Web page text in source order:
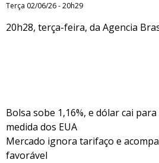
Terça 02/06/26 - 20h29
20h28, terça-feira, da Agencia
Bolsa sobe 1,16%, e dólar cai para
medida dos EUA
Mercado ignora tarifaço e
favorável